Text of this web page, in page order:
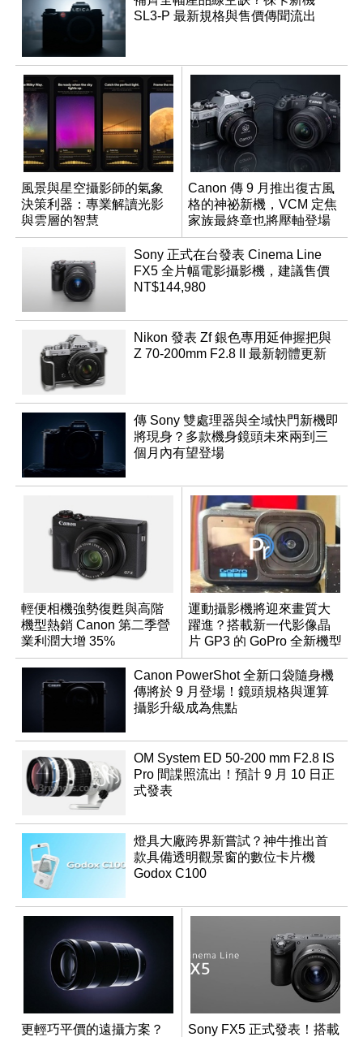
SL3-P 最新規格與售價傳聞流出
風景與星空攝影師的氣象
決策利器：專業解讀光影
與雲層的智慧
App「Atmos」登場
Canon 傳 9 月推出復古風
格的神祕新機，VCM 定焦
家族最終章也將壓軸登場
Sony 正式在台發表 Cinema Line
FX5 全片幅電影攝影機，建議售價
NT$144,980
Nikon 發表 Zf 銀色專用延伸握把與
Z 70-200mm F2.8 II 最新韌體更新
傳 Sony 雙處理器與全域快門新機即
將現身？多款機身鏡頭未來兩到三
個月內有望登場
輕便相機強勢復甦與高階
機型熱銷 Canon 第二季營
業利潤大增 35%
運動攝影機將迎來畫質大
躍進？搭載新一代影像晶
片 GP3 的 GoPro 全新機型
間諜照曝光
Canon PowerShot 全新口袋隨身機
傳將於 9 月登場！鏡頭規格與運算
攝影升級成為焦點
OM System ED 50-200 mm F2.8 IS
Pro 間諜照流出！預計 9 月 10 日正
式發表
燈具大廠跨界新嘗試？神牛推出首
款具備透明觀景窗的數位卡片機
Godox C100
更輕巧平價的遠攝方案？
Sony FX5 正式發表！搭載